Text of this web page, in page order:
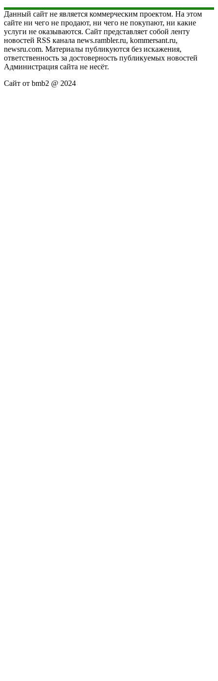
Данный сайт не является коммерческим проектом. На этом
сайте ни чего не продают, ни чего не покупают, ни какие
услуги не оказываются. Сайт представляет собой ленту
новостей RSS канала news.rambler.ru, kommersant.ru,
newsru.com. Материалы публикуются без искажения,
ответственность за достоверность публикуемых новостей
Администрация сайта не несёт.
Сайт от bmb2 @ 2024